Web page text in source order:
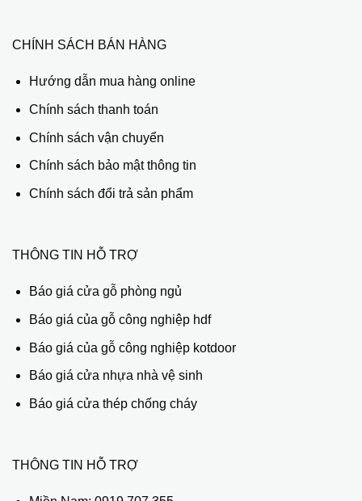
CHÍNH SÁCH BÁN HÀNG
Hướng dẫn mua hàng online
Chính sách thanh toán
Chính sách vận chuyển
Chính sách bảo mật thông tin
Chính sách đổi trả sản phẩm
THÔNG TIN HỖ TRỢ
Báo giá cửa gỗ phòng ngủ
Báo giá của gỗ công nghiệp hdf
Báo giá của gỗ công nghiệp kotdoor
Báo giá cửa nhựa nhà vệ sinh
Báo giá cửa thép chống cháy
THÔNG TIN HỖ TRỢ